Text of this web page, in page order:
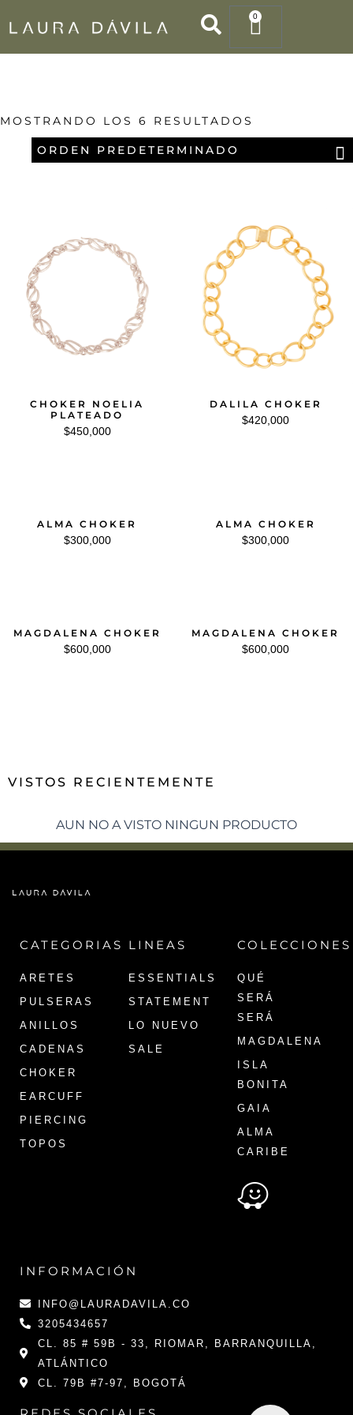
0
Cart
MOSTRANDO LOS 6 RESULTADOS
CHOKER NOELIA
PLATEADO
$450,000
DALILA CHOKER
$420,000
ALMA CHOKER
$300,000
ALMA CHOKER
$300,000
MAGDALENA CHOKER
$600,000
MAGDALENA CHOKER
$600,000
VISTOS RECIENTEMENTE
AUN NO A VISTO NINGUN PRODUCTO
CATEGORIAS
ARETES
PULSERAS
ANILLOS
CADENAS
CHOKER
EARCUFF
PIERCING
TOPOS
LINEAS
ESSENTIALS
STATEMENT
LO NUEVO
SALE
COLECCIONES
QUÉ
SERÁ
SERÁ
MAGDALENA
ISLA
BONITA
GAIA
ALMA
CARIBE
INFORMACIÓN
INFO@LAURADAVILA.CO
3205434657
CL. 85 # 59B - 33, RIOMAR, BARRANQUILLA,
ATLÁNTICO
CL. 79B #7-97, BOGOTÁ